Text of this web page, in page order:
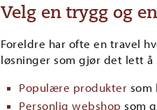
Velg en trygg og
Foreldre har ofte en travel
løsninger som gjør det lett å
Populære produkter som
Personlig webshop som